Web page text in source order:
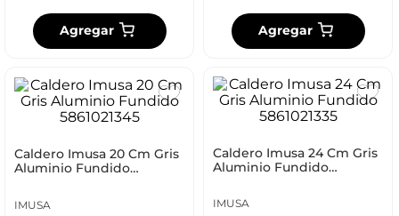
Agregar Agregar
Caldero Imusa 20 Cm Gris
Aluminio Fundido
IMUSA
Caldero Imusa 24 Cm Gris
Aluminio Fundido
IMUSA